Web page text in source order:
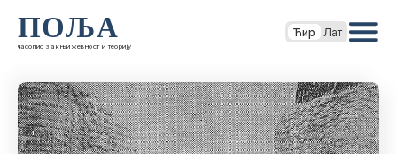
ПОЉА
часопис за књижевност и теорију
Ћир Лат